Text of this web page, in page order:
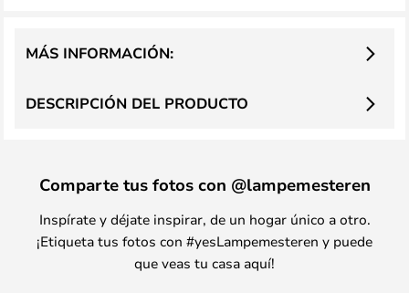
DESCRIPCIÓN DEL PRODUCTO
MÁS INFORMACIÓN:
Comparte tus fotos con @lampemesteren
Inspírate y déjate inspirar, de un hogar único a otro.
¡Etiqueta tus fotos con #yesLampemesteren y puede
que veas tu casa aquí!